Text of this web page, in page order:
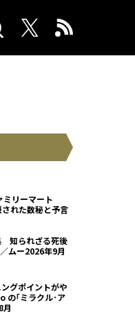
ミリーマート
された数秘と予言
知られざる死後
ムー2026年9月
グポイントがや
の｢ミラクル･ア
月